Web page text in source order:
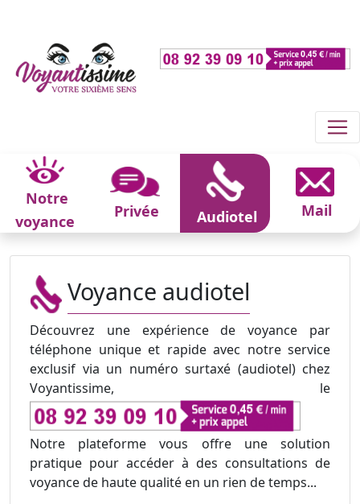
Notre
voyance
Privée Audiotel Mail
Voyance audiotel
Découvrez une expérience de voyance par
téléphone unique et rapide avec notre service
exclusif via un numéro surtaxé (audiotel) chez
Voyantissime, le
Notre plateforme vous offre une solution
pratique pour accéder à des consultations de
voyance de haute qualité en un rien de temps...